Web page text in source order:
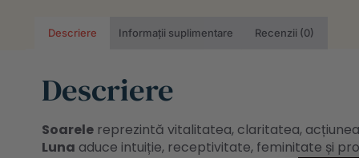
Descriere Informații suplimentare Recenzii (0)
Descriere
Soarele reprezintă vitalitatea, claritatea,
Luna aduce intuiție, receptivitate, feminitate și